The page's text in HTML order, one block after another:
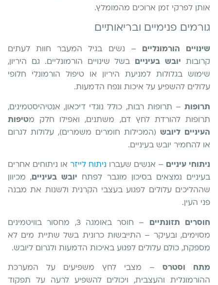
אותן לפרקי זמן ארוכים מהמומלץ.
גורמים פנימיים ובריאותיים
שינויים הורמונליים – נשים בגיל המעבר חוות לעתים
קרובות יובש בעיניים בשל שינויים הורמונליים. גם היריון,
שימוש בגלולות למניעת היריון או טיפול הורמונלי חלופי
עלולים להשפיע על איכות ונפח הדמעות.
תרופות – תרופות רבות, כולל נוגדי דיכאון, אנטיהיסטמינים,
תרופות להורדת לחץ דם, משתנים, ואפילו חלק מטיפות
העיניים ליובש (המכילות חומרים משמרים), עלולות לגרום
או להחמיר יובש בעיניים.
ניתוחי עיניים – אנשים שעברו ניתוח לייזר או ניתוחים אחרים
בעיניים נמצאים בסיכון מוגבר לפתח יובש בעיניים, מכיוון
שההליכים עלולים לפגוע בעצבי הקרנית ולשנות את מבנה
פני העין.
חוסרים תזונתיים
– חוסר באומגה 3, מחסור בוויטמינים
מסוימים, ובעיקר – התייבשות כרונית בשל שתיית מים לא
מספקת, כולם עלולים לפגוע באיכות הדמעות ולגרום ליובש.
מתח וסטרס – מצבי לחץ משפיעים על המערכת
ההורמונלית והעצבית, ויכולים להשפיע לרעה על תפקוד